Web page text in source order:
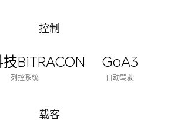
控制
BiTRACON
列控系统
GoA3
自动驾驶
载客